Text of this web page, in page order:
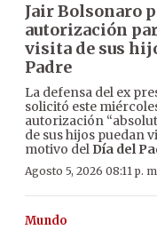
Jair Bolsonaro
autorización
visita de sus
Padre
La defensa del ex
solicitó este
autorización
de sus hijos puedan
motivo del Día del
Agosto 5, 2026 08:11 p.
Mundo